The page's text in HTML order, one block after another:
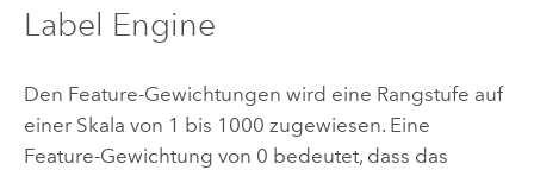
Label Engine
Den Feature-Gewichtungen wird eine Rangstufe auf
einer Skala von 1 bis 1000 zugewiesen. Eine
Feature-Gewichtung von 0 bedeutet, dass das